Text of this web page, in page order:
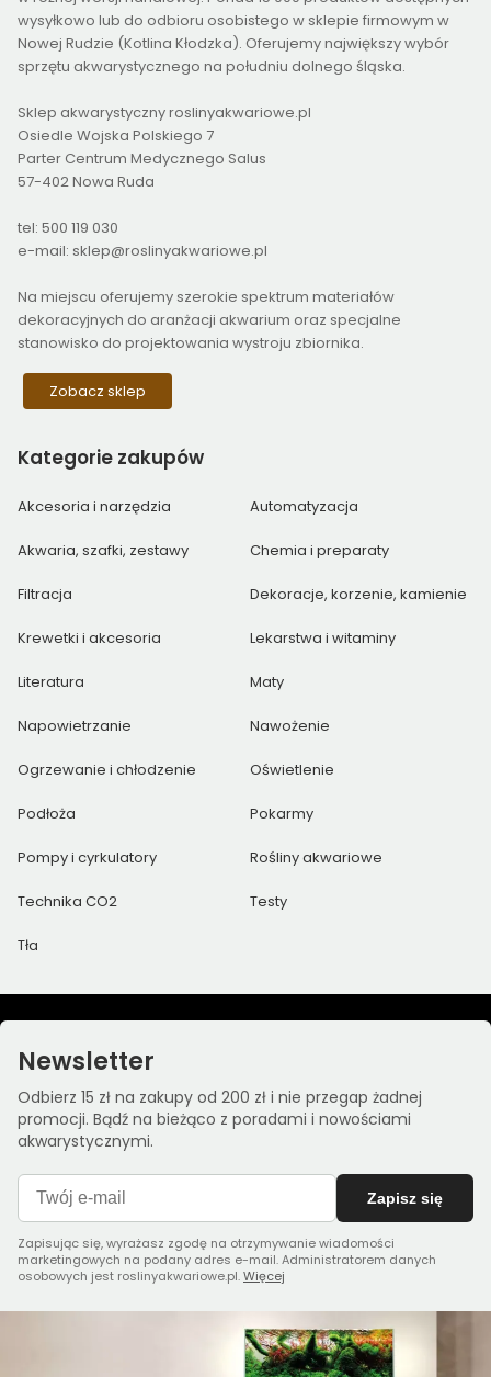
wysyłkowo lub do odbioru osobistego w sklepie firmowym w
Nowej Rudzie (Kotlina Kłodzka). Oferujemy największy wybór
sprzętu akwarystycznego na południu dolnego śląska.
Sklep akwarystyczny roslinyakwariowe.pl
Osiedle Wojska Polskiego 7
Parter Centrum Medycznego Salus
57-402 Nowa Ruda
tel: 500 119 030
e-mail: sklep@roslinyakwariowe.pl
Na miejscu oferujemy szerokie spektrum materiałów
dekoracyjnych do aranżacji akwarium oraz specjalne
stanowisko do projektowania wystroju zbiornika.
Zobacz sklep
Kategorie zakupów
Akcesoria i narzędzia Automatyzacja
Akwaria, szafki, zestawy Chemia i preparaty
Filtracja Dekoracje, korzenie, kamienie
Krewetki i akcesoria Lekarstwa i witaminy
Literatura Maty
Napowietrzanie Nawożenie
Ogrzewanie i chłodzenie Oświetlenie
Podłoża Pokarmy
Pompy i cyrkulatory Rośliny akwariowe
Technika CO2 Testy
Tła
Newsletter
Odbierz 15 zł na zakupy od 200 zł i nie przegap żadnej
promocji. Bądź na bieżąco z poradami i nowościami
akwarystycznymi.
Zapisz się
Zapisując się, wyrażasz zgodę na otrzymywanie wiadomości
marketingowych na podany adres e-mail. Administratorem danych
osobowych jest roslinyakwariowe.pl.Więcej